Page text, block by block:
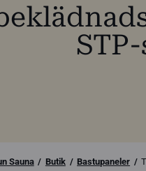
Sauna Butik Bastupaneler